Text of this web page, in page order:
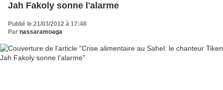
Jah Fakoly sonne l'alarme
Publié le 21/03/2012 à 17:48
Par nassaramoaga